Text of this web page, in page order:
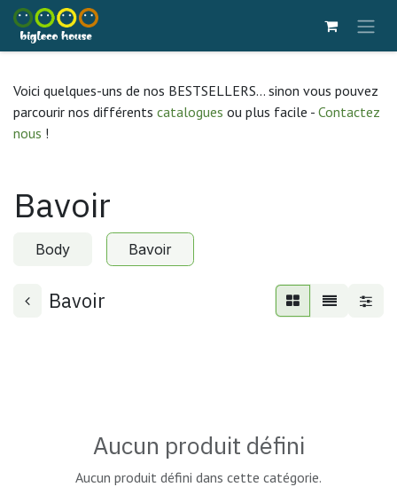
Se rendre au contenu
Voici quelques-uns de nos BESTSELLERS... sinon vous pouvez
parcourir nos différents catalogues ou plus facile - Contactez
nous !
Bavoir
Body Bavoir
Bavoir
Aucun produit défini
Aucun produit défini dans cette catégorie.